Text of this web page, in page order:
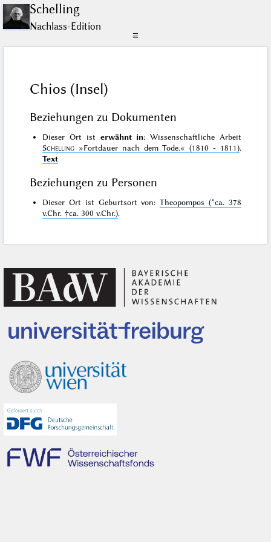
Schelling
Nachlass-Edition
☰
Chios (Insel)
Beziehungen zu Dokumenten
Dieser Ort ist erwähnt in: Wissenschaftliche Arbeit
Schelling »Fortdauer nach dem Tode.« (1810 - 1811).
Text
Beziehungen zu Personen
Dieser Ort ist Geburtsort von:Theopompos (*ca. 378
v.Chr. †ca. 300 v.Chr.).